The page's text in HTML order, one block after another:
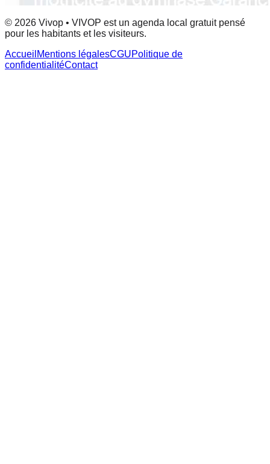
© 2026 Vivop • VIVOP est un agenda local gratuit pensé
pour les habitants et les visiteurs.
Accueil Mentions légalesCGUPolitique de
confidentialitéContact